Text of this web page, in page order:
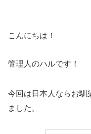
こんにちは！
管理人のハルです！
今回は日本人ならお馴
ました。